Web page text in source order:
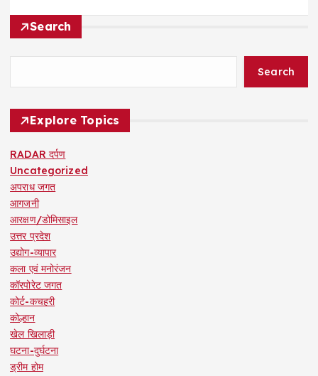
Search
Search
Explore Topics
RADAR दर्पण
Uncategorized
अपराध जगत
आगजनी
आरक्षण/डोमिसाइल
उत्तर प्रदेश
उद्योग-व्यापार
कला एवं मनोरंजन
कॉरपोरेट जगत
कोर्ट-कचहरी
कोल्हान
खेल खिलाड़ी
घटना-दुर्घटना
ड्रीम होम